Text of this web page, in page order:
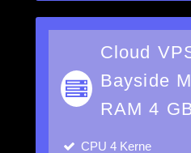
Cloud
Bayside
RAM 4
CPU 4 Kerne